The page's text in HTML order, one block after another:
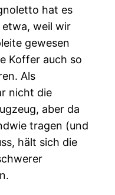
hat es
weil wir
gewesen
Koffer auch so
Als
nicht die
aber da
tragen (und
hält sich die